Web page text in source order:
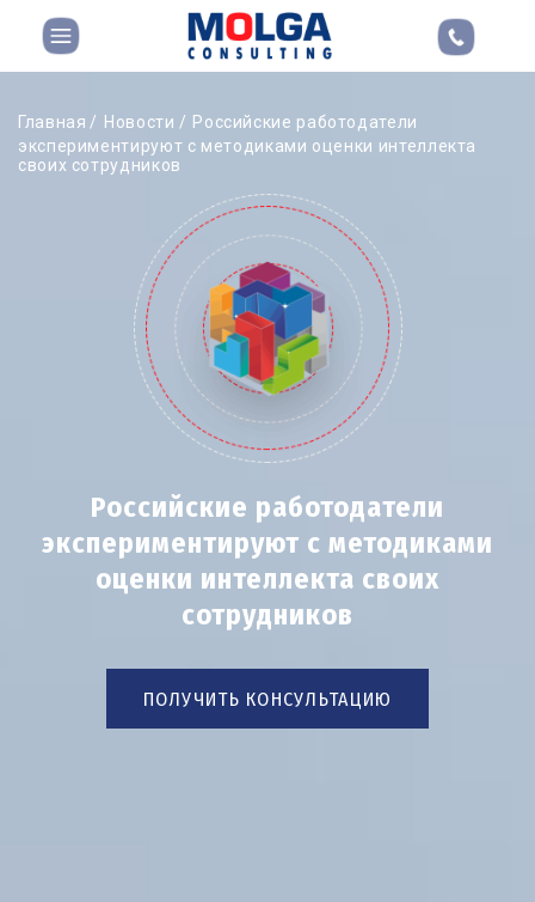
Главная Новости
Российские работодатели
экспериментируют с методиками оценки интеллекта
своих сотрудников
Российские работодатели
экспериментируют с методиками
оценки интеллекта своих
сотрудников
ПОЛУЧИТЬ КОНСУЛЬТАЦИЮ